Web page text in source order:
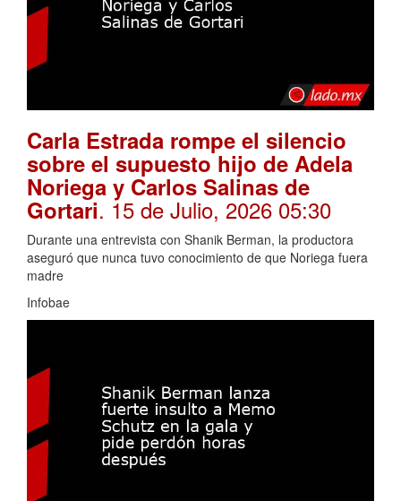
Carla Estrada rompe el silencio
sobre el supuesto hijo de Adela
Noriega y Carlos Salinas de
Gortari. 15 de Julio, 2026 05:30
Durante una entrevista con Shanik Berman, la productora
aseguró que nunca tuvo conocimiento de que Noriega fuera
madre
Infobae